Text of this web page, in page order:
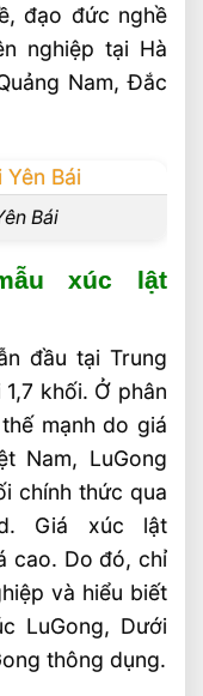
đạo đức nghề
nghiệp tại Hà
Nam, Đắc
Bái
xúc lật
đầu tại Trung
khối. Ở phân
mạnh do giá
Nam, LuGong
chính thức qua
Giá xúc lật
cao. Do đó, chỉ
và hiểu biết
LuGong, Dưới
thông dụng.